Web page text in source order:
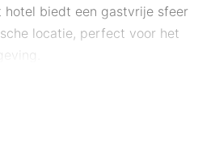
hotel biedt een gastvrije sfeer
locatie, perfect voor het
van Bruchsal, biedt B&B